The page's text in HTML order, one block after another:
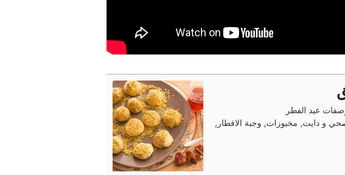
عيد الفطر
و دايت, مخبوزات, وجبة الافطار,